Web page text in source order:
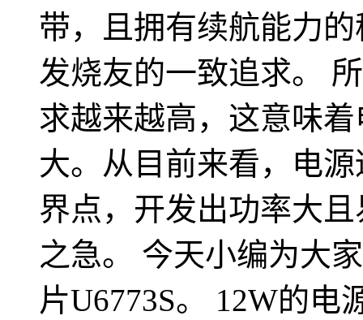
带，且拥有续航能力
发烧友的一致追求。
求越来越高，这意味
大。从目前来看，电
界点，开发出功率大
之急。 今天小编为大
片U6773S。 12W的电